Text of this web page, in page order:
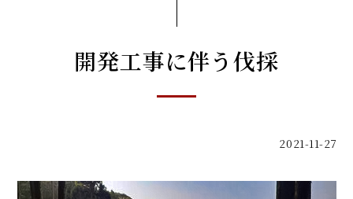
開発工事に伴う伐採
2021-11-27